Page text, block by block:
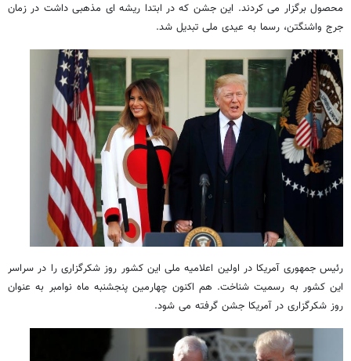
محصول برگزار می کردند. این جشن که در ابتدا ریشه ای مذهبی داشت در زمان
جرج واشنگتن، رسما به عیدی ملی تبدیل شد.
رئیس جمهوری آمریکا در اولین اعلامیه ملی این کشور روز شکرگزاری را در سراسر
این کشور به رسمیت شناخت. هم اکنون چهارمین پنجشنبه ماه نوامبر به عنوان
روز شکرگزاری در آمریکا جشن گرفته می شود.